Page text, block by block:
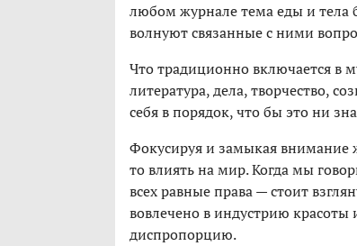
любом журнале тема еды и тела
волнуют связанные с ними
Что традиционно включается в
литература, дела, творчество,
себя в порядок, что бы это ни
Фокусируя и замыкая
то влиять на мир. Когда мы
всех равные права — стоит
вовлечено в индустрию
диспропорцию.